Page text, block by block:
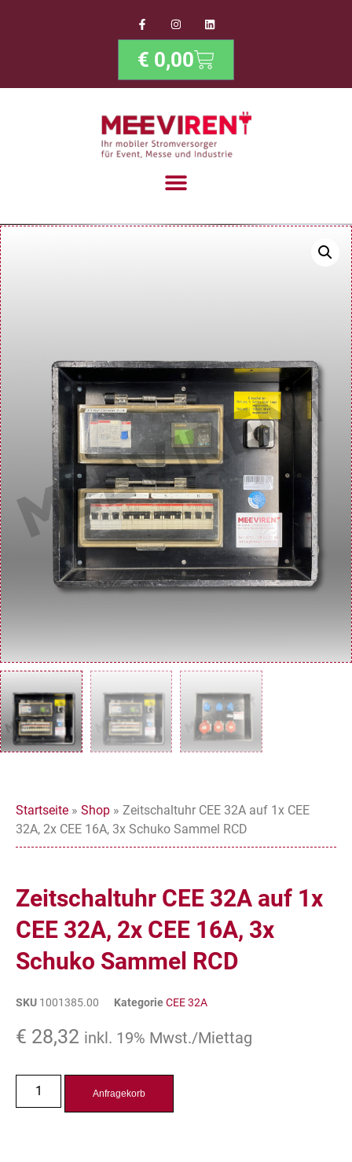
€ 0,00
Startseite » Shop » Zeitschaltuhr CEE 32A auf 1x CEE
32A, 2x CEE 16A, 3x Schuko Sammel RCD
Zeitschaltuhr CEE 32A auf 1x
CEE 32A, 2x CEE 16A, 3x
Schuko Sammel RCD
SKU 1001385.00 KategorieCEE 32A
€ 28,32 inkl. 19% Mwst./Miettag
Anfragekorb